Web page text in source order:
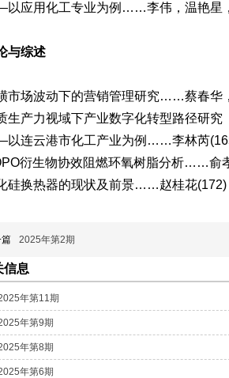
应用化工专业为例 ……李伟，温艳星
与综述
市场波动下的营销管理研究……蔡春华
生产力视域下产业数字化转型路径研究
连云港市化工产业为例 ……李林芮
衍生物协效阻燃环氧树脂分析……俞
硅换热器的现状及前景……赵桂花(172)
2025年第2期
信息
年第11期
年第9期
年第8期
年第6期